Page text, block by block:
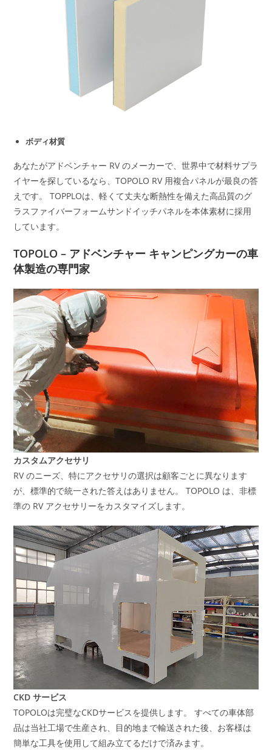
ボディ材質
あなたがアドベンチャー RV のメーカーで、世界中で材料サプラ
イヤーを探しているなら、TOPOLO RV 用複合パネルが最良の答
えです。 TOPPLOは、軽くて丈夫な断熱性を備えた高品質のグ
ラスファイバーフォームサンドイッチパネルを本体素材に採用
しています。
TOPOLO – アドベンチャー キャンピングカーの車
体製造の専門家
カスタムアクセサリ
RV のニーズ、特にアクセサリの選択は顧客ごとに異なります
が、標準的で統一された答えはありません。 TOPOLO は、非標
準の RV アクセサリーをカスタマイズします。
CKD サービス
TOPOLOは完璧なCKDサービスを提供します。 すべての車体部
品は当社工場で生産され、目的地まで輸送された後、お客様は
簡単な工具を使用して組み立てるだけで済みます。